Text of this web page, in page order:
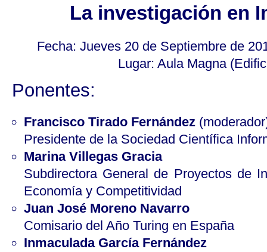
La investigación en
Fecha: Jueves 20 de Septiembre de
Lugar: Aula Magna
Ponentes:
Francisco Tirado Fernández
Presidente de la Sociedad Científica
Marina Villegas Gracia
Subdirectora General de Proyectos de
Economía y Competitividad
Juan José Moreno Navarro
Comisario del Año Turing en España
Inmaculada García Fernández